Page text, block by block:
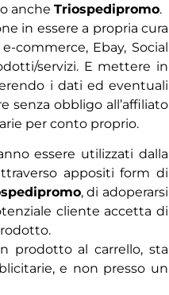
anche Triospedipromo.
in essere a propria cura
commerce, Ebay, Social
servizi. E mettere in
i dati ed eventuali
senza obbligo all’affiliato
per conto proprio.
essere utilizzati dalla
appositi form di
, di adoperarsi
cliente accetta di
prodotto al carrello, sta
e non presso un